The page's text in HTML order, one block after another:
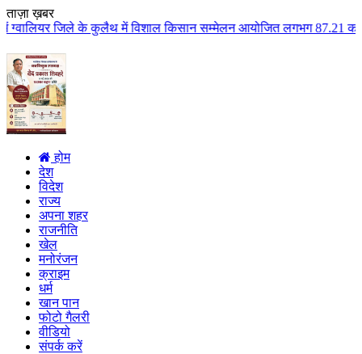
ताज़ा ख़बर
किसान सम्मेलन आयोजित लगभग 87.21 करोड़ लागत के 41
होम
देश
विदेश
राज्य
अपना शहर
राजनीति
खेल
मनोरंजन
क्राइम
धर्म
खान पान
फोटो गैलरी
वीडियो
संपर्क करें